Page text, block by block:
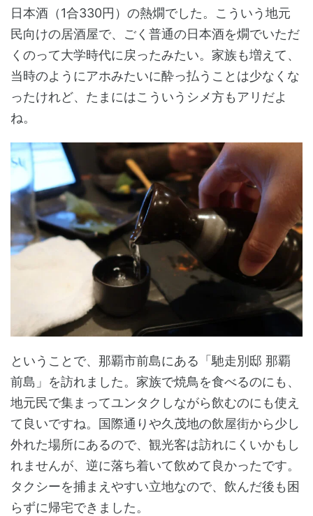
日本酒（1合330円）の熱燗でした。こういう地元
民向けの居酒屋で、ごく普通の日本酒を燗でいただ
くのって大学時代に戻ったみたい。家族も増えて、
当時のようにアホみたいに酔っ払うことは少なくな
ったけれど、たまにはこういうシメ方もアリだよ
ね。
ということで、那覇市前島にある「馳走別邸 那覇
前島」を訪れました。家族で焼鳥を食べるのにも、
地元民で集まってユンタクしながら飲むのにも使え
て良いですね。国際通りや久茂地の飲屋街から少し
外れた場所にあるので、観光客は訪れにくいかもし
れませんが、逆に落ち着いて飲めて良かったです。
タクシーを捕まえやすい立地なので、飲んだ後も困
らずに帰宅できました。